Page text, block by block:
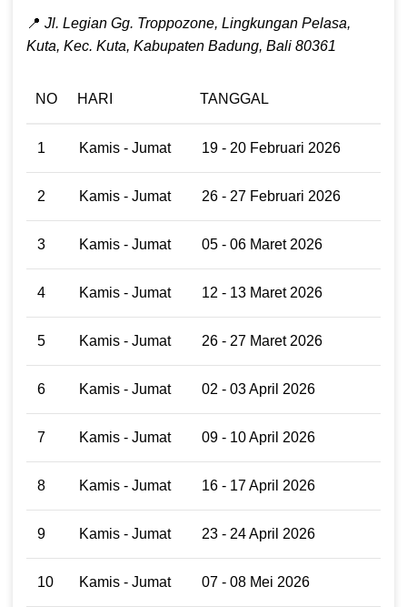
📍 Jl. Legian Gg. Troppozone, Lingkungan Pelasa,
Kuta, Kec. Kuta, Kabupaten Badung, Bali 80361
NO HARI TANGGAL
1 Kamis - Jumat 19 - 20 Februari 2026
2 Kamis - Jumat 26 - 27 Februari 2026
3 Kamis - Jumat 05 - 06 Maret 2026
4 Kamis - Jumat 12 - 13 Maret 2026
5 Kamis - Jumat 26 - 27 Maret 2026
6 Kamis - Jumat 02 - 03 April 2026
7 Kamis - Jumat 09 - 10 April 2026
8 Kamis - Jumat 16 - 17 April 2026
9 Kamis - Jumat 23 - 24 April 2026
10 Kamis - Jumat 07 - 08 Mei 2026